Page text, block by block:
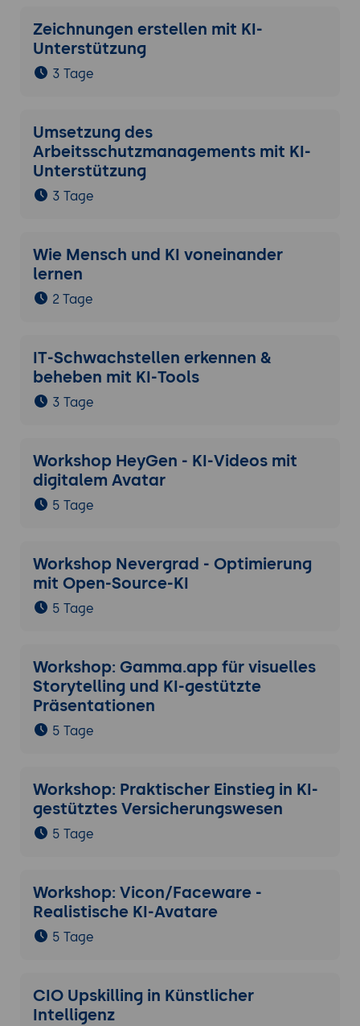
Zeichnungen erstellen mit KI-
Unterstützung
3 Tage
Umsetzung des
Arbeitsschutzmanagements mit KI-
Unterstützung
3 Tage
Wie Mensch und KI voneinander
lernen
2 Tage
IT-Schwachstellen erkennen &
beheben mit KI-Tools
3 Tage
Workshop HeyGen - KI-Videos mit
digitalem Avatar
5 Tage
Workshop Nevergrad - Optimierung
mit Open-Source-KI
5 Tage
Workshop: Gamma.app für visuelles
Storytelling und KI-gestützte
Präsentationen
5 Tage
Workshop: Praktischer Einstieg in KI-
gestütztes Versicherungswesen
5 Tage
Workshop: Vicon/Faceware -
Realistische KI-Avatare
5 Tage
CIO Upskilling in Künstlicher
Intelligenz